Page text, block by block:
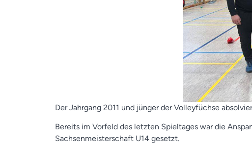
Der Jahrgang 2011 und jünger der Volleyfüchse
Bereits im Vorfeld des letzten Spieltages war die
Sachsenmeisterschaft U14 gesetzt.